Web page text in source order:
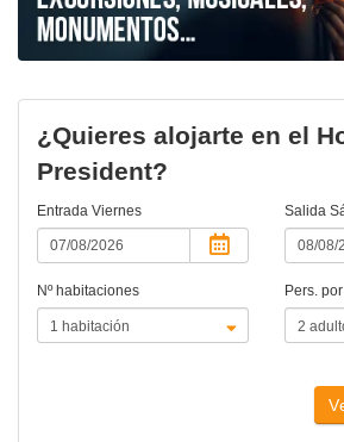
¿Quieres alojarte en el
President?
Entrada Viernes Salida
Nº habitaciones Pers.